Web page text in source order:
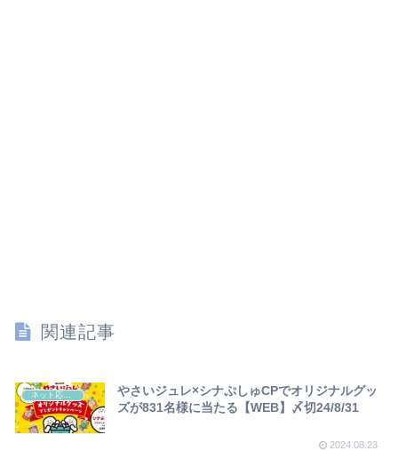
関連記事
やさいジュレ×シナぷしゅCPでオリジナルグッ
ズが831名様に当たる【WEB】〆切24/8/31
2024.08.23